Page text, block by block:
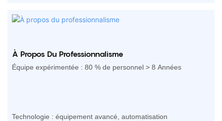
À Propos Du Professionnalisme
Équipe expérimentée : 80 % de personnel > 8 Années
Technologie : équipement avancé, automatisation